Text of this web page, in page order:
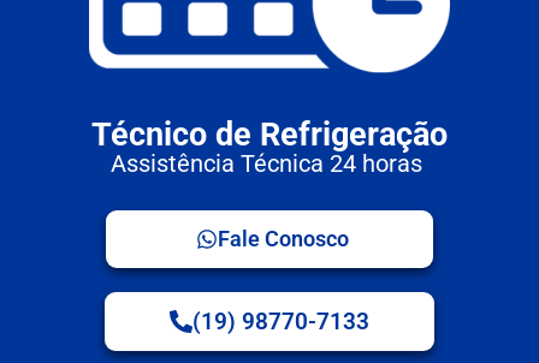
Técnico de Refrigeração
Assistência Técnica 24 horas
Fale Conosco
(19) 98770-7133